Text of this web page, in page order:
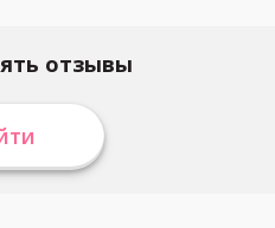
отзывы